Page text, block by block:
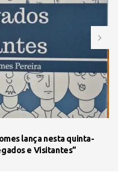
lança nesta quinta-
e Visitantes”